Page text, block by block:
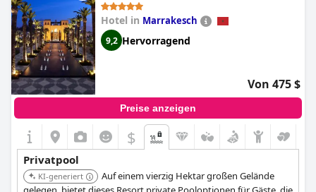
Hotel in Marrakesch
9,2 Hervorragend
Von 475 $
Preise anzeigen
$
Privatpool
KI-generiert
Auf einem vierzig Hektar großen Gelände